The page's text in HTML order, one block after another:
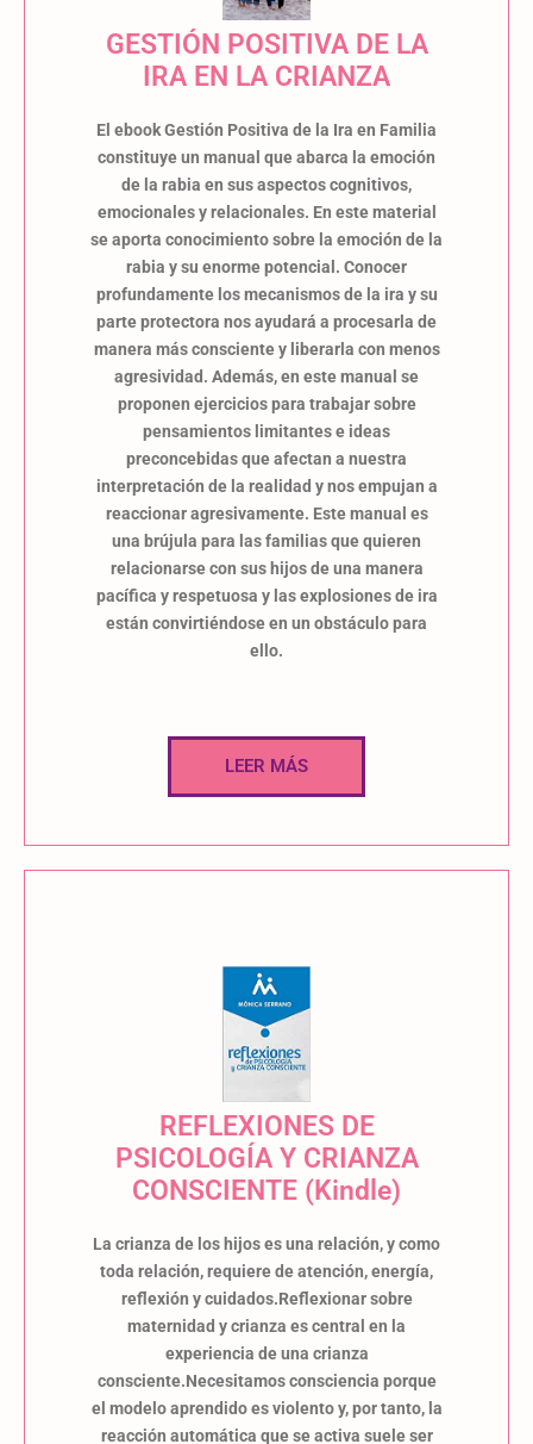
GESTIÓN POSITIVA DE LA
IRA EN LA CRIANZA
El ebook Gestión Positiva de la Ira en Familia
constituye un manual que abarca la emoción
de la rabia en sus aspectos cognitivos,
emocionales y relacionales. En este material
se aporta conocimiento sobre la emoción de la
rabia y su enorme potencial. Conocer
profundamente los mecanismos de la ira y su
parte protectora nos ayudará a procesarla de
manera más consciente y liberarla con menos
agresividad. Además, en este manual se
proponen ejercicios para trabajar sobre
pensamientos limitantes e ideas
preconcebidas que afectan a nuestra
interpretación de la realidad y nos empujan a
reaccionar agresivamente. Este manual es
una brújula para las familias que quieren
relacionarse con sus hijos de una manera
pacífica y respetuosa y las explosiones de ira
están convirtiéndose en un obstáculo para
ello.
LEER MÁS
REFLEXIONES DE
PSICOLOGÍA Y CRIANZA
CONSCIENTE (Kindle)
La crianza de los hijos es una relación, y como
toda relación, requiere de atención, energía,
reflexión y cuidados.Reflexionar sobre
maternidad y crianza es central en la
experiencia de una crianza
consciente.Necesitamos consciencia porque
el modelo aprendido es violento y, por tanto, la
reacción automática que se activa suele ser